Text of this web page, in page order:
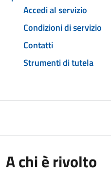
Accedi al servizio
Condizioni di servizio
Contatti
Strumenti di tutela
A chi è rivolto